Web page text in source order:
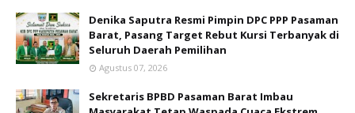
Denika Saputra Resmi Pimpin DPC PPP Pasaman
Barat, Pasang Target Rebut Kursi Terbanyak di
Seluruh Daerah Pemilihan
Agustus 07, 2026
Sekretaris BPBD Pasaman Barat Imbau